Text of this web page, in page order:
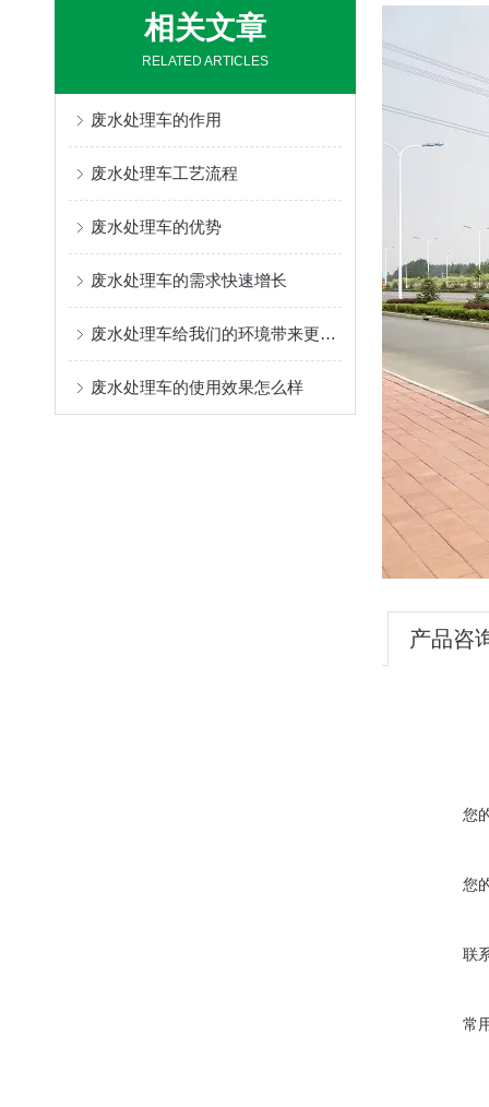
相关文章
RELATED ARTICLES
废水处理车的作用
废水处理车工艺流程
废水处理车的优势
废水处理车的需求快速增长
废水处理车给我们的环境带来更多绿色
废水处理车的使用效果怎么样
产品咨
您
您
联
常